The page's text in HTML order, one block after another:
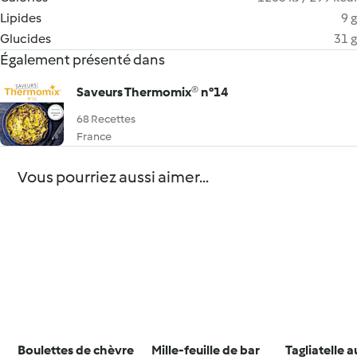
Lipides
9 g
Glucides
31 g
Également présenté dans
Saveurs Thermomix® n°14
68 Recettes
France
Vous pourriez aussi aimer...
Boulettes de chèvre
Mille-feuille de bar
Tagliatelle